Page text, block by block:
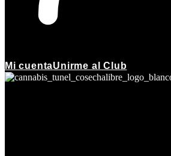
Mi cuentaUnirme al Club